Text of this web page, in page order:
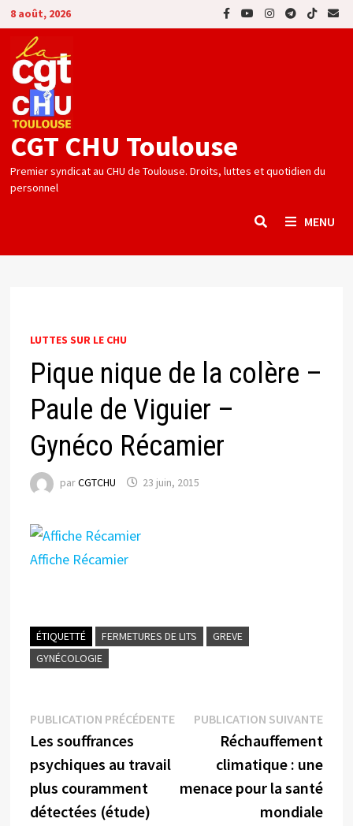
Passer
au
contenu
8 août, 2026
CGT CHU Toulouse
Premier syndicat au CHU de Toulouse. Droits, luttes et quotidien du
personnel
MENU
LUTTES SUR LE CHU
Pique nique de la colère –
Paule de Viguier –
Gynéco Récamier
parCGTCHU 23 juin, 2015
Affiche Récamier
ÉTIQUETTÉ FERMETURES DE LITS
GREVE
GYNÉCOLOGIE
Navigation
de
l’article
PUBLICATION PRÉCÉDENTEPublication
précédente :
Les souffrances
psychiques au travail
plus couramment
détectées (étude)
PUBLICATION SUIVANTE
Réchauffement
climatique : une
menace pour la santé
mondiale